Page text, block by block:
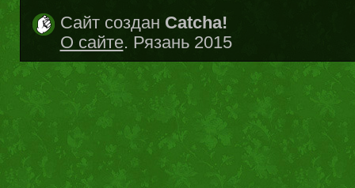
Сайт создан Catcha!
О сайте. Рязань 2015